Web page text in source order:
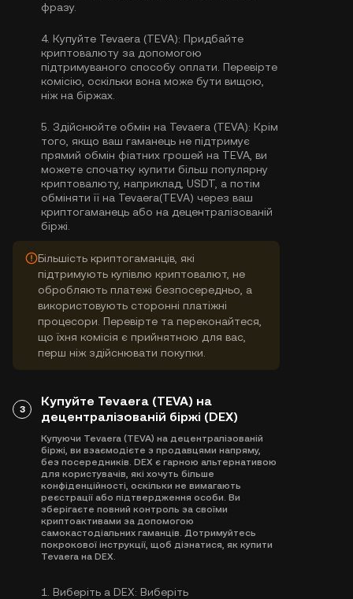
фразу.
4. Купуйте Tevaera (TEVA): Придбайте
криптовалюту за допомогою
підтримуваного способу оплати. Перевірте
комісію, оскільки вона може бути вищою,
ніж на біржах.
5. Здійснюйте обмін на Tevaera (TEVA): Крім
того, якщо ваш гаманець не підтримує
прямий обмін фіатних грошей на TEVA, ви
можете спочатку купити більш популярну
криптовалюту, наприклад, USDT, а потім
обміняти її на Tevaera(TEVA) через ваш
криптогаманець або на децентралізованій
біржі.
Більшість криптогаманців, які
підтримують купівлю криптовалют, не
обробляють платежі безпосередньо, а
використовують сторонні платіжні
процесори. Перевірте та переконайтеся,
що їхня комісія є прийнятною для вас,
перш ніж здійснювати покупки.
3
Купуйте Tevaera (TEVA) на
децентралізованій біржі (DEX)
Купуючи Tevaera (TEVA) на децентралізованій
біржі, ви взаємодієте з продавцями напряму,
без посередників. DEX є гарною альтернативою
для користувачів, які хочуть більше
конфіденційності, оскільки не вимагають
реєстрації або підтвердження особи. Ви
зберігаєте повний контроль за своїми
криптоактивами за допомогою
самокастодіальних гаманців. Дотримуйтесь
покрокової інструкції, щоб дізнатися, як купити
Tevaera на DEX.
1. Виберіть a DEX: Виберіть